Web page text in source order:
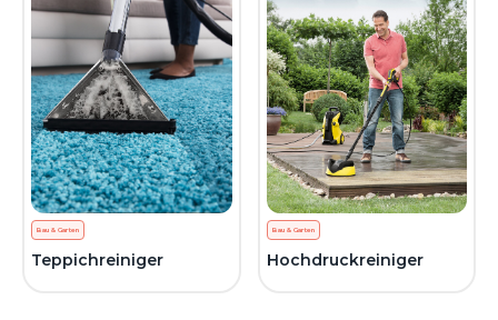
Bau & Garten
Teppichreiniger
Bau & Garten
Hochdruckreiniger